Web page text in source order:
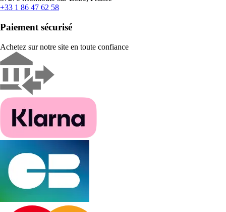
+33 1 86 47 62 58
Paiement sécurisé
Achetez sur notre site en toute confiance